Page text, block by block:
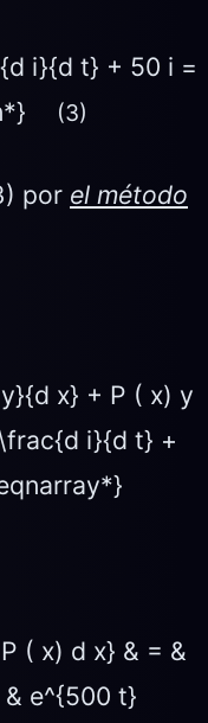
i}{d t} + 50 i =
(3)
por el método
x} + P ( x) y
i}{d t} +
( x) d x} & = &
e^{500 t}